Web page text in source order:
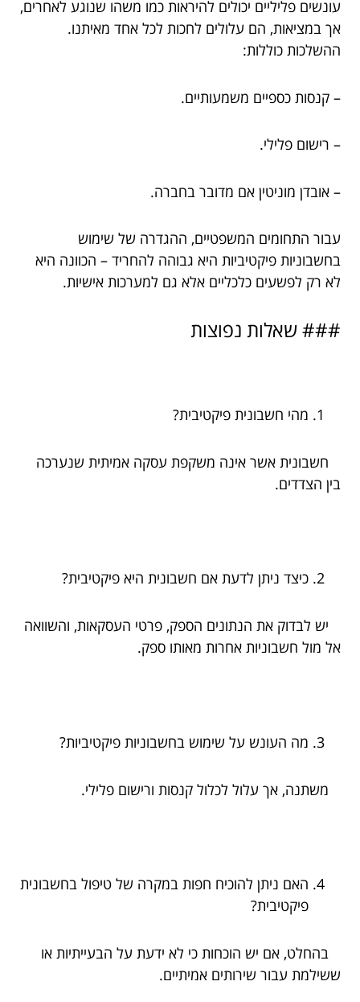
עונשים פליליים יכולים להיראות כמו משהו שנוגע לאחרים,
אך במציאות, הם עלולים לחכות לכל אחד מאיתנו.
ההשלכות כוללות:
– קנסות כספיים משמעותיים.
– רישום פלילי.
– אובדן מוניטין אם מדובר בחברה.
עבור התחומים המשפטיים, ההגדרה של שימוש
בחשבוניות פיקטיביות היא גבוהה להחריד – הכוונה היא
לא רק לפשעים כלכליים אלא גם למערכות אישיות.
### שאלות נפוצות
מהי חשבונית פיקטיבית?
חשבונית אשר אינה משקפת עסקה אמיתית שנערכה
בין הצדדים.
כיצד ניתן לדעת אם חשבונית היא פיקטיבית?
יש לבדוק את הנתונים הספק, פרטי העסקאות, והשוואה
אל מול חשבוניות אחרות מאותו ספק.
מה העונש על שימוש בחשבוניות פיקטיביות?
משתנה, אך עלול לכלול קנסות ורישום פלילי.
האם ניתן להוכיח חפות במקרה של טיפול בחשבונית
פיקטיבית?
בהחלט, אם יש הוכחות כי לא ידעת על הבעייתיות או
ששילמת עבור שירותים אמיתיים.